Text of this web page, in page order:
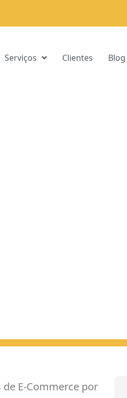
Serviços Clientes Blog
E-Commerce por